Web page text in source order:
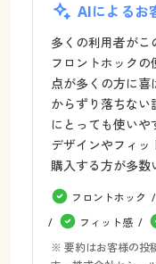
AIによるお
多くの利用者がこ
フロントホックの
点が多くの方に
からずり落ちない
にとっても使いや
デザインやフィ
購入する方が多数
フロントホック
フィット感
※ 要約はお客様の投